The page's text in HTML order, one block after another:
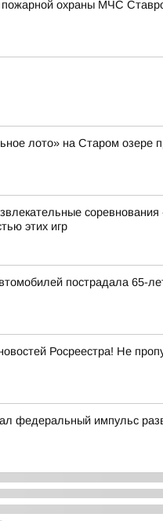
охраны МЧС
лото» на Старом
этих игр
пострадала 65-
Росреестра! Не
федеральный импульс